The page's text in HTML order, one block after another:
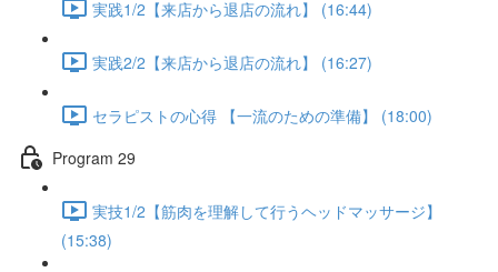
実践1/2【来店から退店の流れ】 (16:44)
実践2/2【来店から退店の流れ】 (16:27)
セラピストの心得 【一流のための準備】 (18:00)
Program 29
実技1/2【筋肉を理解して行うヘッドマッサージ】
(15:38)